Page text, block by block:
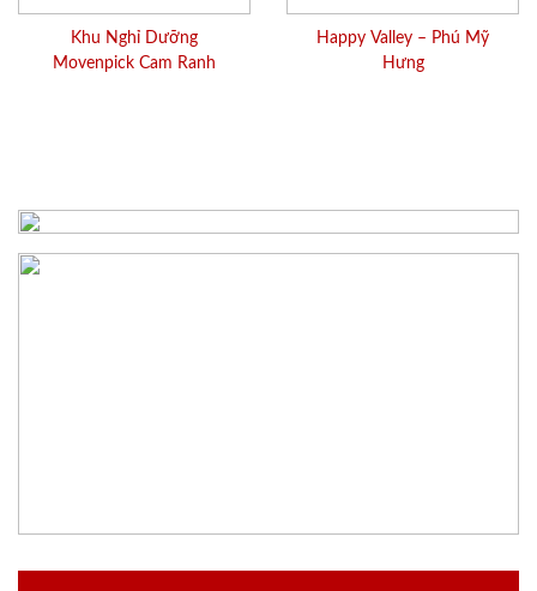
Khu Nghỉ Dưỡng
Movenpick Cam Ranh
Happy Valley – Phú Mỹ
Hưng